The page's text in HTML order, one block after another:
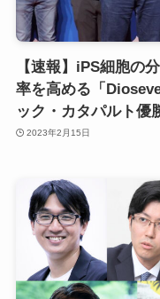
【速報】iPS細胞の
率を高める「
ック・カタパルト優
2023年2月15日